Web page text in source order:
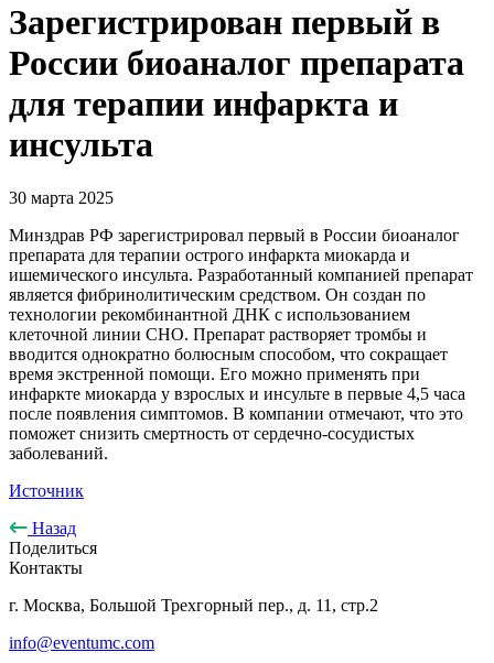
Зарегистрирован первый в
России биоаналог препарата
для терапии инфаркта и
инсульта
30 марта 2025
Минздрав РФ зарегистрировал первый в России биоаналог
препарата для терапии острого инфаркта миокарда и
ишемического инсульта. Разработанный компанией препарат
является фибринолитическим средством. Он создан по
технологии рекомбинантной ДНК с использованием
клеточной линии CHO. Препарат растворяет тромбы и
вводится однократно болюсным способом, что сокращает
время экстренной помощи. Его можно применять при
инфаркте миокарда у взрослых и инсульте в первые 4,5 часа
после появления симптомов. В компании отмечают, что это
поможет снизить смертность от сердечно-сосудистых
заболеваний.
Источник
Назад
Поделиться
Контакты
г. Москва, Большой Трехгорный пер., д. 11, стр.2
info@eventumc.com